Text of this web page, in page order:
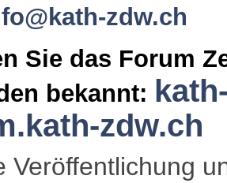
zdw.ch
Sie das Forum
bekannt:
zdw.ch
Veröffentlichung